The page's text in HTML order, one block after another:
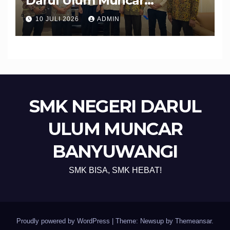
Banyuwangi Perkuat Sinergi
Edukasi dan Perlindungan
Calon Pekerja Migran
10 JULI 2026 ADMIN
SMK NEGERI DARUL
ULUM MUNCAR
BANYUWANGI
SMK BISA, SMK HEBAT!
Proudly powered by WordPress Theme: Newsup by Themeansar.